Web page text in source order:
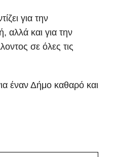
για την
αλλά και για την
σε όλες τις
έναν Δήμο καθαρό και